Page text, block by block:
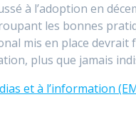
à l’adoption en
les bonnes
mis en place devrait
plus que jamais
et à l’information